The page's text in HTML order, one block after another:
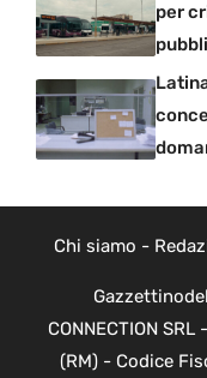
per
Chi siamo -
CONNECTION
(RM) - Codice